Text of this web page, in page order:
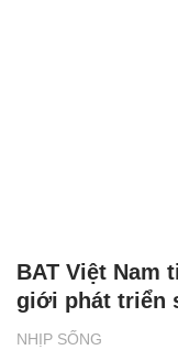
NHỊP SỐNG
BAT Việt Nam
giới phát triển